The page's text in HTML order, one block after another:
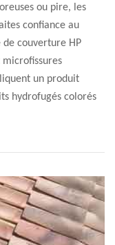
ou pire, les
confiance au
de couverture HP
un produit
hydrofugés colorés